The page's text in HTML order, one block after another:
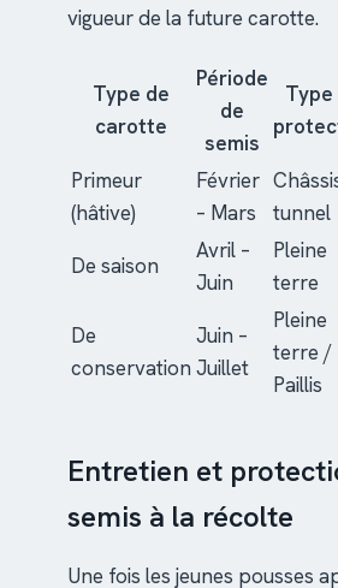
vigueur de la future carotte.
Type de
carotte
Période
de
semis
Type
Primeur
(hâtive)
Février
– Mars
tunnel
De saison
Avril –
Juin
Pleine
terre
De
conservation
Juin –
Juillet
Pleine
terre /
Paillis
Entretien et
semis à la récolte
Une fois les jeunes pousses